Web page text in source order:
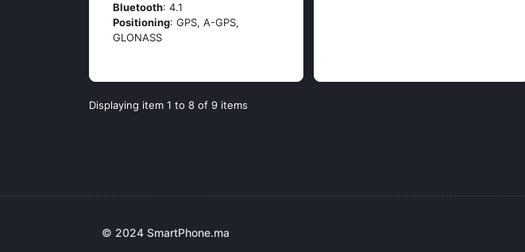
Bluetooth: 4.1
Positioning: GРS, А-GРS,
GLОΝАSS
Displaying item 1 to 8 of 9 items
© 2024 SmartPhone.ma